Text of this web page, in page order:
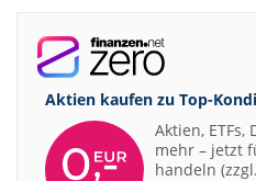
Aktien kaufen zu Top-
Aktien, ETFs,
mehr – jetzt
handeln